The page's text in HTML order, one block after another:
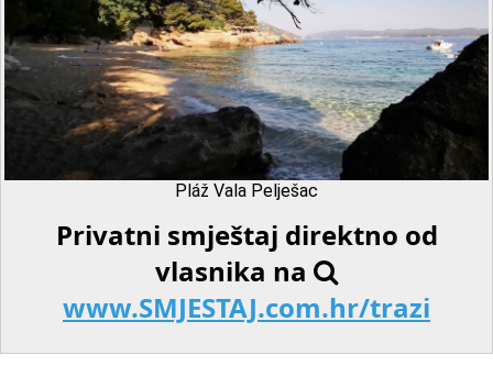
Pláž Vala Pelješac
Privatni smještaj direktno od
vlasnika na
www.SMJESTAJ.com.hr/trazi